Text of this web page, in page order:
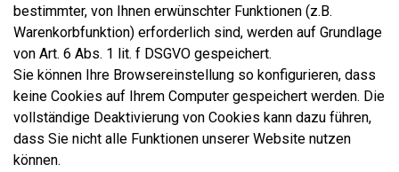
bestimmter, von Ihnen erwünschter Funktionen (z.B.
Warenkorbfunktion) erforderlich sind, werden auf Grundlage
von Art. 6 Abs. 1 lit. f DSGVO gespeichert.
Sie können Ihre Browsereinstellung so konfigurieren, dass
keine Cookies auf Ihrem Computer gespeichert werden. Die
vollständige Deaktivierung von Cookies kann dazu führen,
dass Sie nicht alle Funktionen unserer Website nutzen
können.